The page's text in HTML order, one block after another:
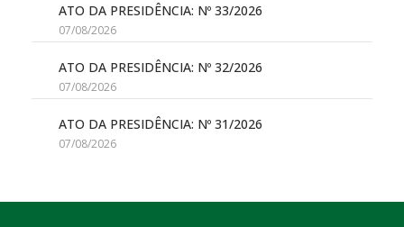
ATO DA PRESIDÊNCIA: Nº 33/2026
07/08/2026
ATO DA PRESIDÊNCIA: Nº 32/2026
07/08/2026
ATO DA PRESIDÊNCIA: Nº 31/2026
07/08/2026